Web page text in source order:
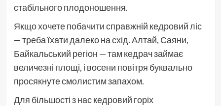
стабільного плодоношення.
Якщо хочете побачити справжній кедровий ліс
— треба їхати далеко на схід. Алтай, Саяни,
Байкальський регіон — там кедрач займає
величезні площі, і восени повітря буквально
просякнуте смолистим запахом.
Для більшості з нас кедровий горіх